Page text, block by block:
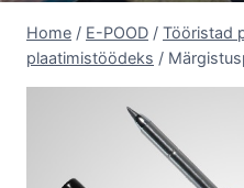
Home / E-POOD / Tööristad
plaatimistöödeks /